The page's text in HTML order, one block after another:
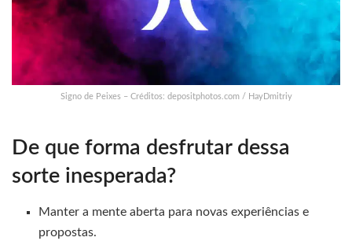
Signo de Peixes – Créditos: depositphotos.com / HayDmitriy
De que forma desfrutar dessa
sorte inesperada?
Manter a mente aberta para novas experiências e
propostas.